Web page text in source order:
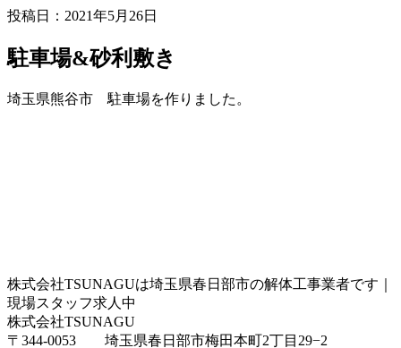
投稿日：2021年5月26日
駐車場&砂利敷き
埼玉県熊谷市 駐車場を作りました。
株式会社TSUNAGUは埼玉県春日部市の解体工事業者です｜
現場スタッフ求人中
株式会社TSUNAGU
〒344-0053 埼玉県春日部市梅田本町2丁目29−2